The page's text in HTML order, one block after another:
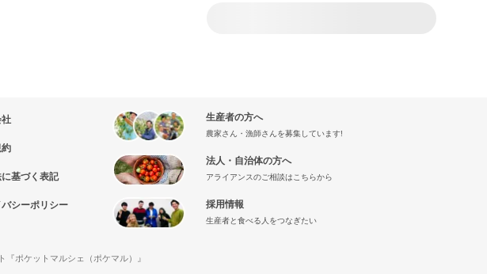
基づく表記
バシーポリシー
生産者の方へ
農家さん・漁師さんを募集しています!
法人・自治体の方へ
アライアンスのご相談はこちらから
採用情報
生産者と食べる人をつなぎたい
『ポケットマルシェ（ポケマル）』